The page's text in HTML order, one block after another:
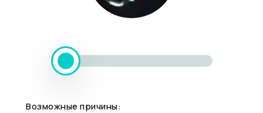
Возможные причины: